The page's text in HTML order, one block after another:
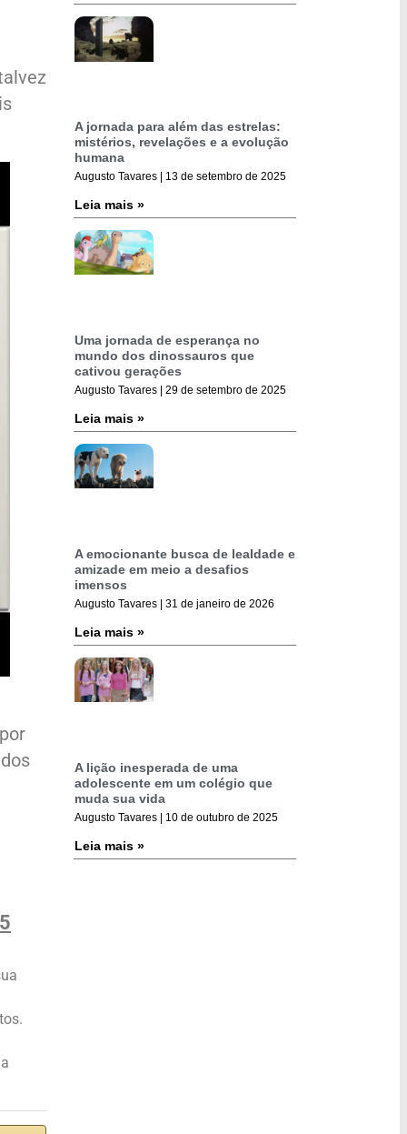
A jornada para além das estrelas:
mistérios, revelações e a evolução
humana
Augusto Tavares 13 de setembro de 2025
Leia mais »
Uma jornada de esperança no
mundo dos dinossauros que
cativou gerações
Augusto Tavares 29 de setembro de 2025
Leia mais »
A emocionante busca de lealdade e
amizade em meio a desafios
imensos
Augusto Tavares 31 de janeiro de 2026
Leia mais »
A lição inesperada de uma
adolescente em um colégio que
muda sua vida
Augusto Tavares 10 de outubro de 2025
Leia mais »